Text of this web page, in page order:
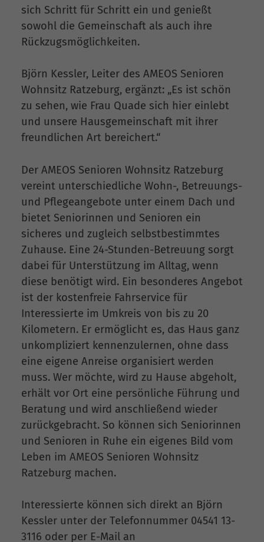
sich Schritt für Schritt ein und genießt
sowohl die Gemeinschaft als auch ihre
Rückzugsmöglichkeiten.
Björn Kessler, Leiter des AMEOS Senioren
Wohnsitz Ratzeburg, ergänzt: „Es ist schön
zu sehen, wie Frau Quade sich hier einlebt
und unsere Hausgemeinschaft mit ihrer
freundlichen Art bereichert.“
Der AMEOS Senioren Wohnsitz Ratzeburg
vereint unterschiedliche Wohn-, Betreuungs-
und Pflegeangebote unter einem Dach und
bietet Seniorinnen und Senioren ein
sicheres und zugleich selbstbestimmtes
Zuhause. Eine 24-Stunden-Betreuung sorgt
dabei für Unterstützung im Alltag, wenn
diese benötigt wird. Ein besonderes Angebot
ist der kostenfreie Fahrservice für
Interessierte im Umkreis von bis zu 20
Kilometern. Er ermöglicht es, das Haus ganz
unkompliziert kennenzulernen, ohne dass
eine eigene Anreise organisiert werden
muss. Wer möchte, wird zu Hause abgeholt,
erhält vor Ort eine persönliche Führung und
Beratung und wird anschließend wieder
zurückgebracht. So können sich Seniorinnen
und Senioren in Ruhe ein eigenes Bild vom
Leben im AMEOS Senioren Wohnsitz
Ratzeburg machen.
Interessierte können sich direkt an Björn
Kessler unter der Telefonnummer 04541 13-
3116 oder per E-Mail an